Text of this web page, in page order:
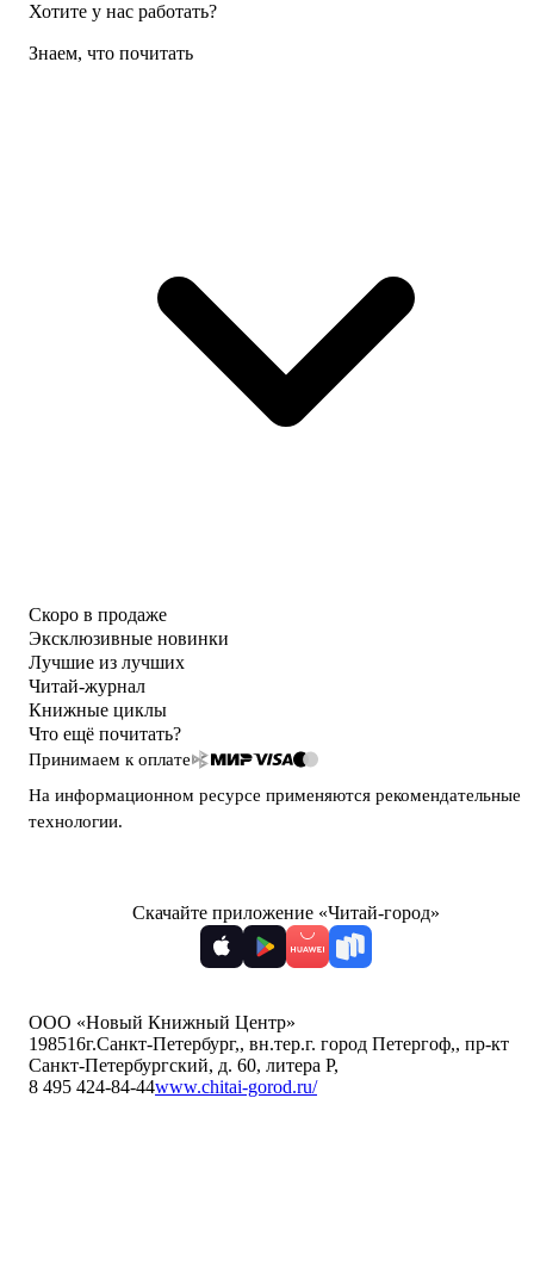
Хотите у нас работать?
Знаем, что почитать
Скоро в продаже
Эксклюзивные новинки
Лучшие из лучших
Читай-журнал
Книжные циклы
Что ещё почитать?
Принимаем к оплате
На информационном ресурсе применяются рекомендательные
технологии.
Скачайте приложение «Читай-город»
ООО «Новый Книжный Центр»
198516г.Санкт-Петербург,, вн.тер.г. город Петергоф,, пр-кт
Санкт-Петербургский, д. 60, литера Р,
8 495 424-84-44www.chitai-gorod.ru/